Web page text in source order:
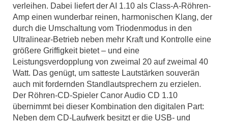
verleihen. Dabei liefert der AI 1.10 als Class-A-Röhren-
Amp einen wunderbar reinen, harmonischen Klang, der
durch die Umschaltung vom Triodenmodus in den
Ultralinear-Betrieb neben mehr Kraft und Kontrolle eine
größere Griffigkeit bietet – und eine
Leistungsverdopplung von zweimal 20 auf zweimal 40
Watt. Das genügt, um satteste Lautstärken souverän
auch mit fordernden Standlautsprechern zu erzielen.
Der Röhren-CD-Spieler Canor Audio CD 1.10
übernimmt bei dieser Kombination den digitalen Part:
Neben dem CD-Laufwerk besitzt er die USB- und